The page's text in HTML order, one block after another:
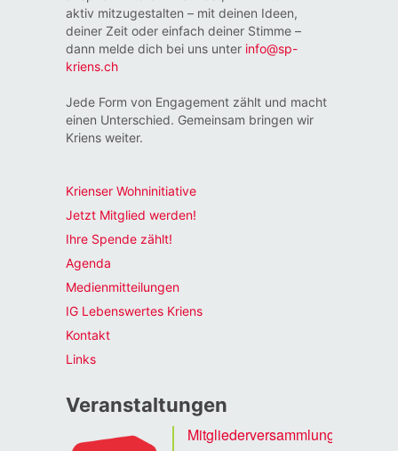
aktiv mitzugestalten – mit deinen Ideen,
deiner Zeit oder einfach deiner Stimme –
dann melde dich bei uns unter info@sp-
kriens.ch
Jede Form von Engagement zählt und macht
einen Unterschied. Gemeinsam bringen wir
Kriens weiter.
Krienser Wohninitiative
Jetzt Mitglied werden!
Ihre Spende zählt!
Agenda
Medienmitteilungen
IG Lebenswertes Kriens
Kontakt
Links
Veranstaltungen
Mitgliederversammlung